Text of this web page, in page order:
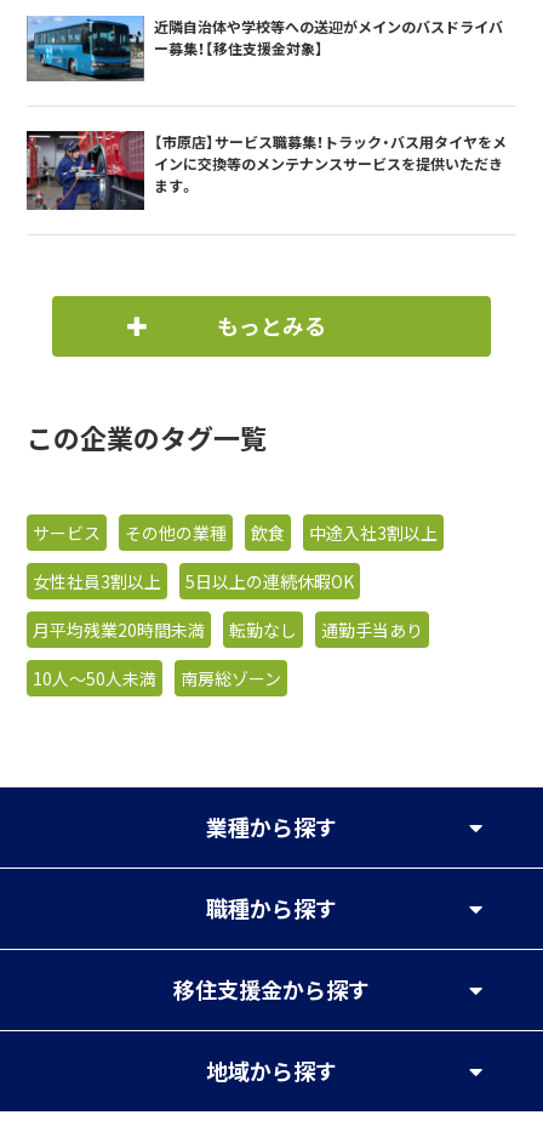
近隣自治体や学校等への送迎がメインのバスドライバ
ー募集！【移住支援金対象】
【市原店】サービス職募集！トラック・バス用タイヤをメ
インに交換等のメンテナンスサービスを提供いただき
ます。
もっとみる
この企業のタグ一覧
サービス その他の業種 飲食
中途入社3割以上
女性社員3割以上
5日以上の連続休暇OK
月平均残業20時間未満
転勤なし
通勤手当あり
10人〜50人未満
南房総ゾーン
業種から探す
職種から探す
移住支援金から探す
地域から探す